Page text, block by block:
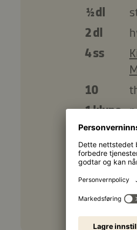
½ dl
2 dl
4 ss
10
1 klype
½ ts